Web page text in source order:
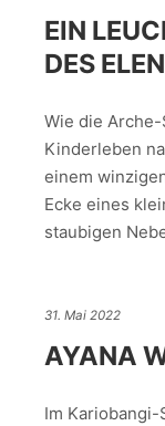
EIN
DES
Wie die
Kinderleben
einem
Ecke eines
staubigen
31. Mai 2022
AYANA
Im Kariobangi-